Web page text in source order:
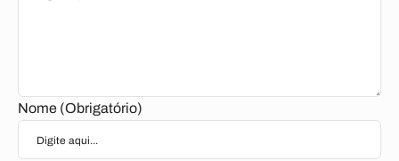
Nome (Obrigatório)